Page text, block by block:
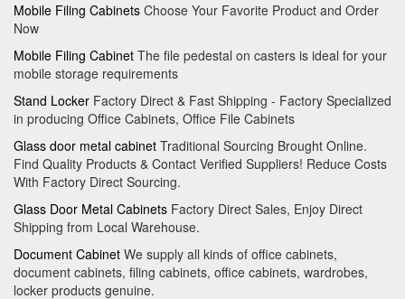
Mobile Filing Cabinets Choose Your Favorite Product and Order
Now
Mobile Filing Cabinet The file pedestal on casters is ideal for your
mobile storage requirements
Stand Locker Factory Direct & Fast Shipping - Factory Specialized
in producing Office Cabinets, Office File Cabinets
Glass door metal cabinet Traditional Sourcing Brought Online.
Find Quality Products & Contact Verified Suppliers! Reduce Costs
With Factory Direct Sourcing.
Glass Door Metal Cabinets Factory Direct Sales, Enjoy Direct
Shipping from Local Warehouse.
Document Cabinet We supply all kinds of office cabinets,
document cabinets, filing cabinets, office cabinets, wardrobes,
locker products genuine.